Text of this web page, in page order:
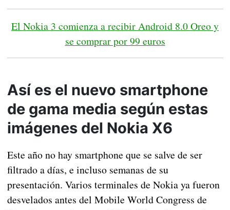
El Nokia 3 comienza a recibir Android 8.0 Oreo y
se comprar por 99 euros
Así es el nuevo smartphone
de gama media según estas
imágenes del Nokia X6
Este año no hay smartphone que se salve de ser
filtrado a días, e incluso semanas de su
presentación. Varios terminales de Nokia ya fueron
desvelados antes del Mobile World Congress de